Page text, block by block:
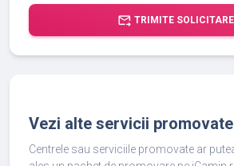
forward_to_inbox TRIMITE
Vezi alte servicii promovate
Centrele sau serviciile promovate ar